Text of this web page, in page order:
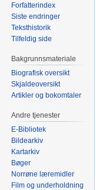
Forfatterindex
Siste endringer
Teksthistorik
Tilfeldig side
Bakgrunnsmateriale
Biografisk oversikt
Skjaldeoversikt
Artikler og bokomtaler
Andre tjenester
E-Bibliotek
Bildearkiv
Kartarkiv
Bøger
Norrøne læremidler
Film og underholdning